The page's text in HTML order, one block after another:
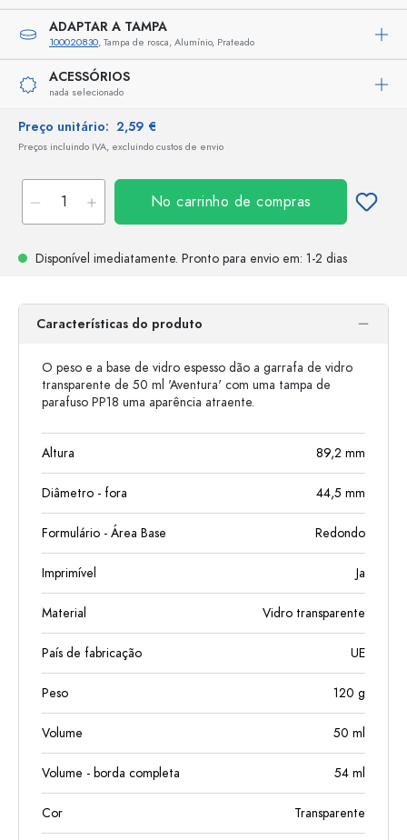
ADAPTAR A TAMPA
100020830, Tampa de rosca, Alumínio, Prateado
ACESSÓRIOS
nada selecionado
Preço unitário: 2,59 €
Preços incluindo IVA, excluindo custos de envio
No carrinho de compras
Disponível imediatamente. Pronto para envio em: 1-2 dias
Características do produto
O peso e a base de vidro espesso dão a garrafa de vidro
transparente de 50 ml 'Aventura' com uma tampa de
parafuso PP18 uma aparência atraente.
Altura 89,2 mm
Diâmetro - fora 44,5 mm
Formulário - Área Base Redondo
Imprimível Ja
Material Vidro transparente
País de fabricação UE
Peso 120 g
Volume 50 ml
Volume - borda completa 54 ml
Cor Transparente